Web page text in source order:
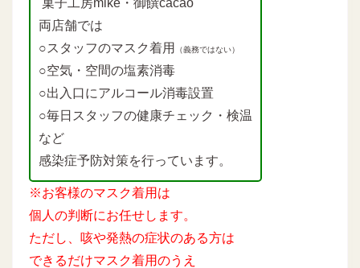
菓子工房mike・御饌cacao
両店舗では
○スタッフのマスク着用
（義務ではない）
○空気・空間の塩素消毒
○出入口にアルコール消毒設置
○毎日スタッフの健康チェック・検温
など
感染症予防対策を行っています。
※お客様のマスク着用は
個人の判断にお任せします。
ただし、咳や発熱の症状のある方は
できるだけマスク着用のうえ